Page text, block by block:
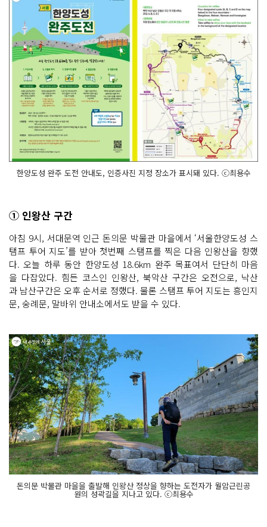
한양도성 완주 도전 안내도, 인증사진 지정 장소가 표시돼 있다. ⓒ최용수
① 인왕산 구간
아침 9시, 서대문역 인근 돈의문 박물관 마을에서 ‘서울한양도성 스
탬프 투어 지도’를 받아 첫번째 스탬프를 찍은 다음 인왕산을 향했
다. 오늘 하루 동안 한양도성 18.6km 완주 목표여서 단단히 마음
을 다잡았다. 힘든 코스인 인왕산, 북악산 구간은 오전으로, 낙산
과 남산구간은 오후 순서로 정했다. 물론 스탬프 투어 지도는 흥인지
문, 숭례문, 말바위 안내소에서도 받을 수 있다.
돈의문 박물관 마을을 출발해 인왕산 정상을 향하는 도전자가 월암근린공
원의 성곽길을 지나고 있다. ⓒ최용수